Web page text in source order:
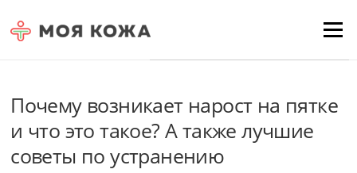
Menu
Почему возникает нарост на пятке
и что это такое? А также лучшие
советы по устранению
Для любых предложений по